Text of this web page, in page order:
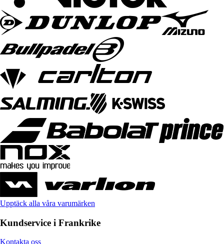
Upptäck alla våra varumärken
Kundservice i Frankrike
Kontakta oss